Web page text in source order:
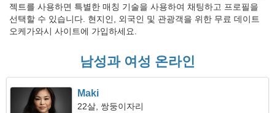
젝트를 사용하면 특별한 매칭 기술을 사용하여 채팅하고 프로필을
선택할 수 있습니다. 현지인, 외국인 및 관광객을 위한 무료 데이트
오케가와시 사이트에 가입하세요.
남성과 여성 온라인
Maki
22살, 쌍둥이자리